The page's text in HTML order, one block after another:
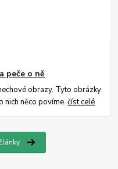
peče o ně
obrazy. Tyto obrázky
nich něco povíme.číst celé